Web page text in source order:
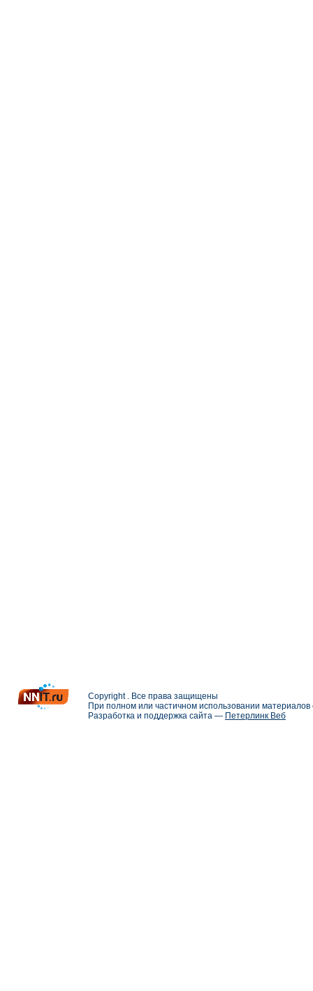
Copyright . Все права защищены
При полном или частичном использовании
Разработка и поддержка сайта — Петерлинк Веб